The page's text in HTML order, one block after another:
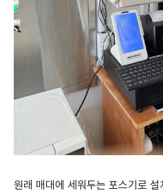
원래 매대에 세워두는 포스기로